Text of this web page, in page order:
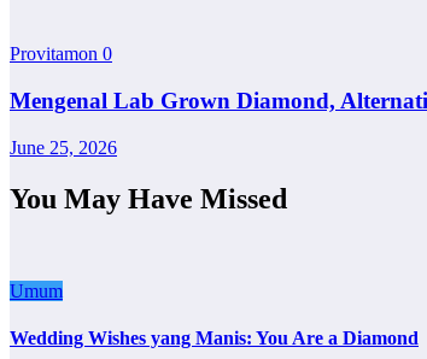
Provitamon 0
Mengenal Lab Grown Diamond,
June 25, 2026
You May Have Missed
Umum
Wedding Wishes yang Manis: You Are a Diamond